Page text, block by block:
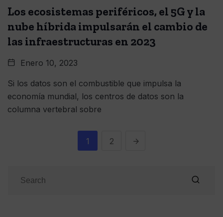
Los ecosistemas periféricos, el 5G y la
nube híbrida impulsarán el cambio de
las infraestructuras en 2023
Enero 10, 2023
Si los datos son el combustible que impulsa la
economía mundial, los centros de datos son la
columna vertebral sobre
1 2